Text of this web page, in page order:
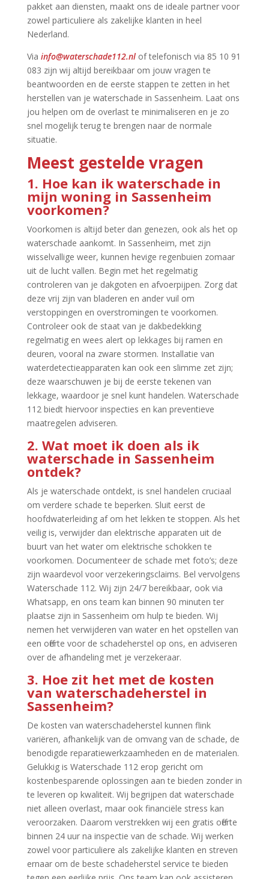
pakket aan diensten, maakt ons de ideale partner voor
zowel particuliere als zakelijke klanten in heel
Nederland.​
Via info@waterschade112.​nlof telefonisch via 85 10 91
083 zijn wij altijd bereikbaar om jouw vragen te
beantwoorden en de eerste stappen te zetten in het
herstellen van je waterschade in Sassenheim.​ Laat ons
jou helpen om de overlast te minimaliseren en je zo
snel mogelijk terug te brengen naar de normale
situatie.​
Meest gestelde vragen
1.​ Hoe kan ik waterschade in
mijn woning in Sassenheim
voorkomen?
Voorkomen is altijd beter dan genezen, ook als het op
waterschade aankomt.​ In Sassenheim, met zijn
wisselvallige weer, kunnen hevige regenbuien zomaar
uit de lucht vallen.​ Begin met het regelmatig
controleren van je dakgoten en afvoerpijpen.​ Zorg dat
deze vrij zijn van bladeren en ander vuil om
verstoppingen en overstromingen te voorkomen.​
Controleer ook de staat van je dakbedekking
regelmatig en wees alert op lekkages bij ramen en
deuren, vooral na zware stormen.​ Installatie van
waterdetectieapparaten kan ook een slimme zet zijn;
deze waarschuwen je bij de eerste tekenen van
lekkage, waardoor je snel kunt handelen.​ Waterschade
112 biedt hiervoor inspecties en kan preventieve
maatregelen adviseren.​
2.​ Wat moet ik doen als ik
waterschade in Sassenheim
ontdek?
Als je waterschade ontdekt, is snel handelen cruciaal
om verdere schade te beperken.​ Sluit eerst de
hoofdwaterleiding af om het lekken te stoppen.​ Als het
veilig is, verwijder dan elektrische apparaten uit de
buurt van het water om elektrische schokken te
voorkomen.​ Documenteer de schade met foto’s; deze
zijn waardevol voor verzekeringsclaims.​ Bel vervolgens
Waterschade 112.​ Wij zijn 24/7 bereikbaar, ook via
Whatsapp, en ons team kan binnen 90 minuten ter
plaatse zijn in Sassenheim om hulp te bieden.​ Wij
nemen het verwijderen van water en het opstellen van
een offerte voor de schadeherstel op ons, en adviseren
over de afhandeling met je verzekeraar.​
3.​ Hoe zit het met de kosten
van waterschadeherstel in
Sassenheim?
De kosten van waterschadeherstel kunnen flink
variëren, afhankelijk van de omvang van de schade, de
benodigde reparatiewerkzaamheden en de materialen.​
Gelukkig is Waterschade 112 erop gericht om
kostenbesparende oplossingen aan te bieden zonder in
te leveren op kwaliteit.​ Wij begrijpen dat waterschade
niet alleen overlast, maar ook financiële stress kan
veroorzaken.​ Daarom verstrekken wij een gratis offerte
binnen 24 uur na inspectie van de schade.​ Wij werken
zowel voor particuliere als zakelijke klanten en streven
ernaar om de beste schadeherstel service te bieden